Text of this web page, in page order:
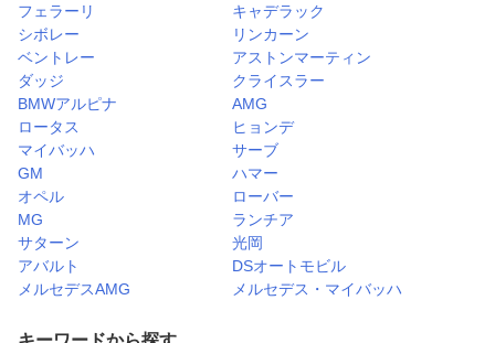
フェラーリ
キャデラック
シボレー
リンカーン
ベントレー
アストンマーティン
ダッジ
クライスラー
BMWアルピナ
AMG
ロータス
ヒョンデ
マイバッハ
サーブ
GM
ハマー
オペル
ローバー
MG
ランチア
サターン
光岡
アバルト
DSオートモビル
メルセデスAMG
メルセデス・マイバッハ